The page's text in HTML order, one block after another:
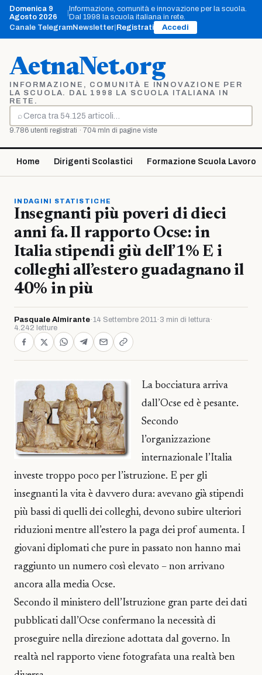
Vai
contenuto
Domenica 9
Agosto 2026
|Informazione, comunità e innovazione per la scuola.
Dal 1998 la scuola italiana in rete.
Canale TelegramNewsletter Registrati Accedi
AetnaNet.org
INFORMAZIONE, COMUNITÀ E INNOVAZIONE PER
LA SCUOLA. DAL 1998 LA SCUOLA ITALIANA IN
RETE.
⌕
Cerca
9.786 utenti registrati · 704 mln di pagine viste
Home Dirigenti Scolastici Formazione Scuola Lavoro
INDAGINI STATISTICHE
Insegnanti più poveri di dieci
anni fa. Il rapporto Ocse: in
Italia stipendi giù dell’1% E i
colleghi all’estero guadagnano il
40% in più
Pasquale Almirante·14 Settembre 2011· 3 min di lettura·
4.242 letture
La bocciatura arriva
dall’Ocse ed è pesante.
Secondo
l’organizzazione
internazionale l’Italia
investe troppo poco per l’istruzione. E per gli
insegnanti la vita è davvero dura: avevano già stipendi
più bassi di quelli dei colleghi, devono subire ulteriori
riduzioni mentre all’estero la paga dei prof aumenta. I
giovani diplomati che pure in passato non hanno mai
raggiunto un numero così elevato – non arrivano
ancora alla media Ocse.
Secondo il ministero dell’Istruzione gran parte dei dati
pubblicati dall’Ocse confermano la necessità di
proseguire nella direzione adottata dal governo. In
realtà nel rapporto viene fotografata una realtà ben